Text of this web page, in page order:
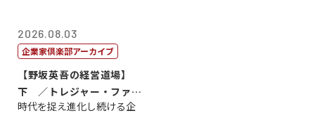
2026.08.03
企業家倶楽部アーカイブ
【野坂英吾の経営道場】
下 ／トレジャー・ファク
トリー社長野坂...
時代を捉え進化し続ける企